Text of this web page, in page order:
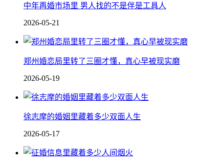
中年再婚市场里 男人找的不是伴是工具人
2026-05-21
郑州婚恋局里转了三圈才懂，真心早被现实磨
2026-05-19
徐志摩的婚姻里藏着多少双面人生
2026-05-17